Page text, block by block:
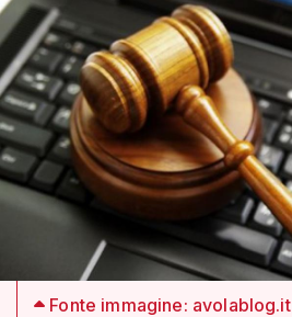
Fonte immagine: avolablog.it